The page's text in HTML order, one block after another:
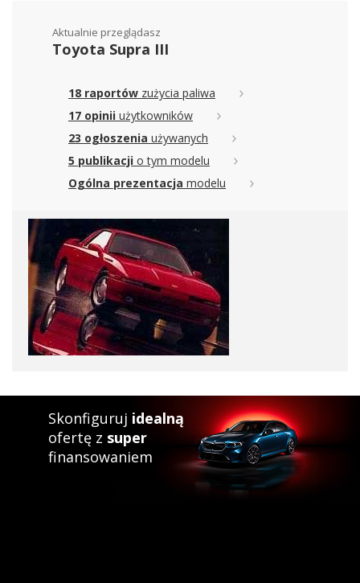
Aktualnie przeglądasz
Toyota Supra III
18 raportów zużycia paliwa
17 opinii użytkowników
23 ogłoszenia używanych
5 publikacji o tym modelu
Ogólna prezentacja modelu
Skonfiguruj idealną
ofertę z super
finansowaniem